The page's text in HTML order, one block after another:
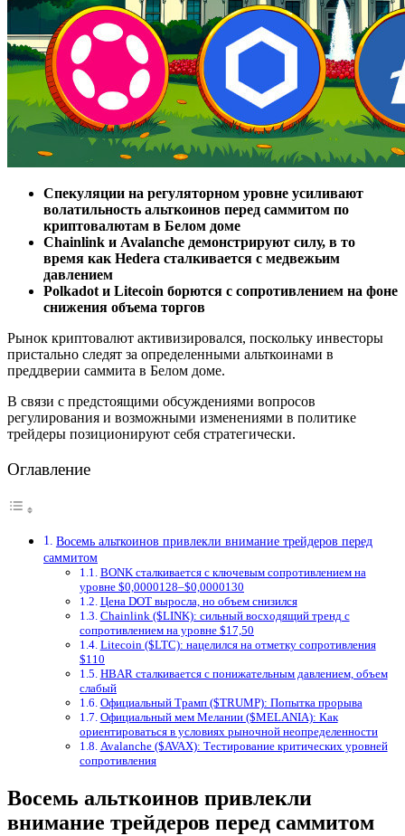
Спекуляции на регуляторном уровне усиливают
волатильность альткоинов перед саммитом по
криптовалютам в Белом доме
Chainlink и Avalanche демонстрируют силу, в то
время как Hedera сталкивается с медвежьим
давлением
Polkadot и Litecoin борются с сопротивлением на фоне
снижения объема торгов
Рынок криптовалют активизировался, поскольку инвесторы
пристально следят за определенными альткоинами в
преддверии саммита в Белом доме.
В связи с предстоящими обсуждениями вопросов
регулирования и возможными изменениями в политике
трейдеры позиционируют себя стратегически.
Оглавление
Восемь альткоинов привлекли внимание трейдеров перед
саммитом
BONK сталкивается с ключевым сопротивлением на
уровне $0,0000128–$0,0000130
Цена DOT выросла, но объем снизился
Chainlink ($LINK): сильный восходящий тренд с
сопротивлением на уровне $17,50
Litecoin ($LTC): нацелился на отметку сопротивления
$110
HBAR сталкивается с понижательным давлением, объем
слабый
Официальный Трамп ($TRUMP): Попытка прорыва
Официальный мем Мелании ($MELANIA): Как
ориентироваться в условиях рыночной неопределенности
Avalanche ($AVAX): Тестирование критических уровней
сопротивления
Восемь альткоинов привлекли
внимание трейдеров перед саммитом